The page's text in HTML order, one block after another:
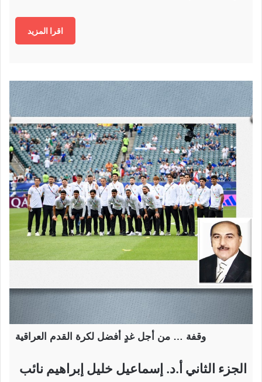
اقرا المزيد
وقفة … من أجل غدٍ أفضل لكرة القدم العراقية
الجزء الثاني أ.د. إسماعيل خليل إبراهيم نائب